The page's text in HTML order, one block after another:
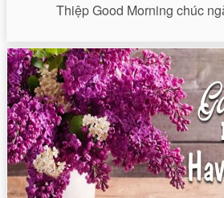
Thiệp Good Morning chúc